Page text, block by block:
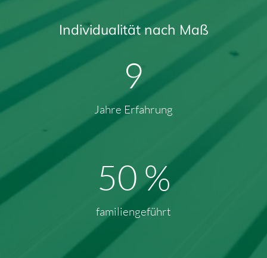
Individualität nach Maß
13
Jahre Erfahrung
69%
familiengeführt